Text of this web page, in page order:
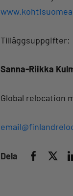
Tilläggsuppgifter:
Sanna-Riikka
Global relocation
Dela